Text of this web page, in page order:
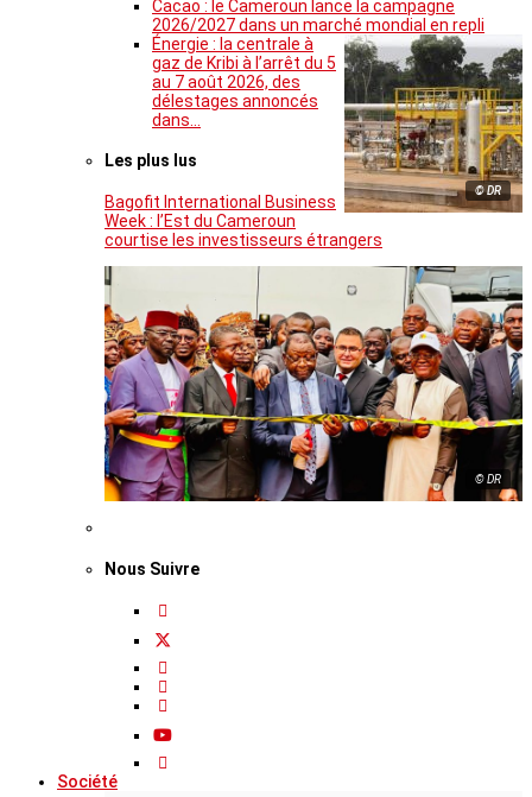
Cacao : le Cameroun lance la campagne
2026/2027 dans un marché mondial en repli
© DR
Énergie : la centrale à
gaz de Kribi à l’arrêt du 5
au 7 août 2026, des
délestages annoncés
dans…
Les plus lus
Bagofit International Business
Week : l’Est du Cameroun
courtise les investisseurs étrangers
© DR
Nous Suivre
Société